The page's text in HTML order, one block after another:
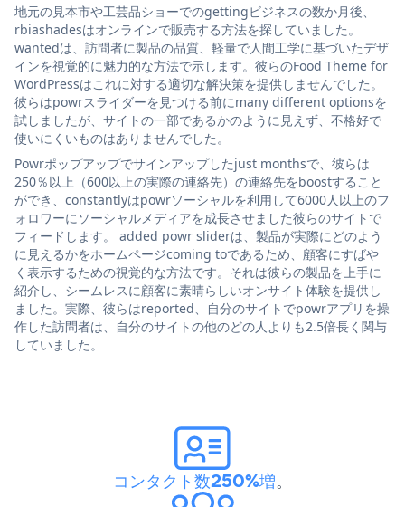
地元の見本市や工芸品ショーでのgettingビジネスの数か月後、
rbiashadesはオンラインで販売する方法を探していました。
wantedは、訪問者に製品の品質、軽量で人間工学に基づいたデザ
インを視覚的に魅力的な方法で示します。彼らのFood Theme for
WordPressはこれに対する適切な解決策を提供しませんでした。
彼らはpowrスライダーを見つける前にmany different optionsを
試しましたが、サイトの一部であるかのように見えず、不格好で
使いにくいものはありませんでした。
Powrポップアップでサインアップしたjust monthsで、彼らは
250％以上（600以上の実際の連絡先）の連絡先をboostすること
ができ、constantlyはpowrソーシャルを利用して6000人以上のフ
ォロワーにソーシャルメディアを成長させました彼らのサイトで
フィードします。 added powr sliderは、製品が実際にどのよう
に見えるかをホームページcoming toであるため、顧客にすばや
く表示するための視覚的な方法です。それは彼らの製品を上手に
紹介し、シームレスに顧客に素晴らしいオンサイト体験を提供し
ました。実際、彼らはreported、自分のサイトでpowrアプリを操
作した訪問者は、自分のサイトの他のどの人よりも2.5倍長く関与
していました。
コンタクト数250%増。